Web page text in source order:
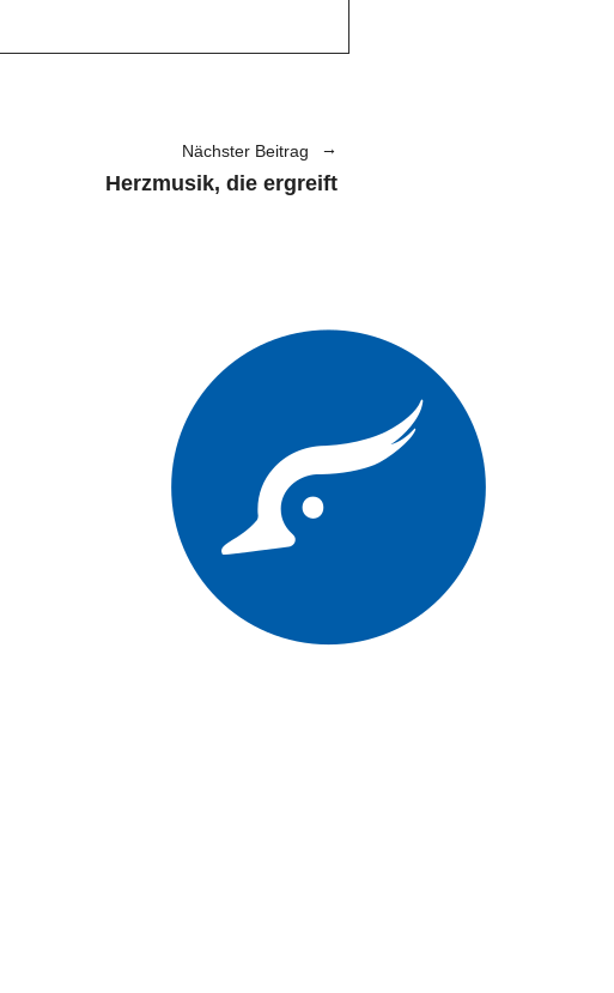
Nächster Beitrag
Herzmusik, die ergreift